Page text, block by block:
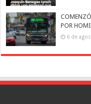
POR
6 de